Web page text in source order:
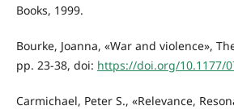
Books, 1999.
Bourke, Joanna, «War and violence»,
pp. 23-38, doi: https://doi.org/10.1177/
Carmichael, Peter S., «Relevance,